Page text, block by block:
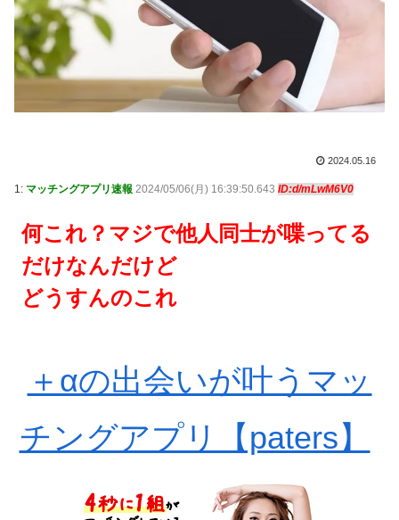
2024.05.16
1: マッチングアプリ速報 2024/05/06(月) 16:39:50.643 ID:d/mLwM6V0
何これ？マジで他人同士が喋ってる
だけなんだけど
どうすんのこれ
＋αの出会いが叶うマッ
チングアプリ【paters】